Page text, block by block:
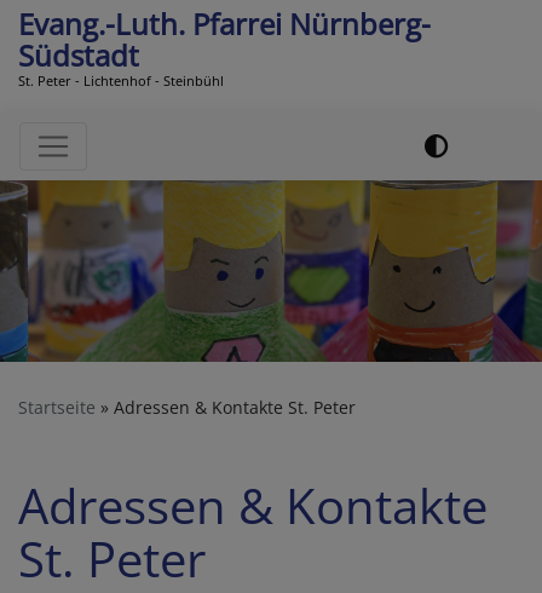
Evang.-Luth. Pfarrei Nürnberg-
Südstadt
St. Peter - Lichtenhof - Steinbühl
Hauptnavigation
Startseite Adressen & Kontakte St. Peter
Adressen & Kontakte
St. Peter